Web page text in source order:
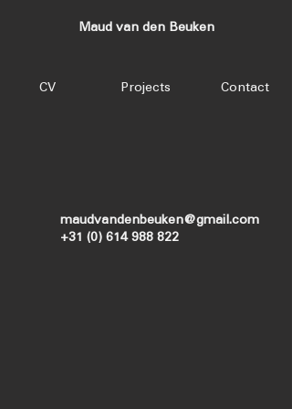
Maud van den Beuken
CV Projects Contact
maudvandenbeuken@gmail.com
+31 (0) 614 988 822